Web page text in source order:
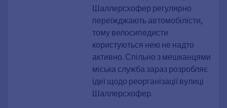
Шаллерсхофер регулярно
переїжджають автомобілісти,
тому велосипедисти
користуються нею не надто
активно. Спільно з мешканцями
міська служба зараз розробляє
ідеї щодо реорганізації вулиці
Шаллерсхофер.